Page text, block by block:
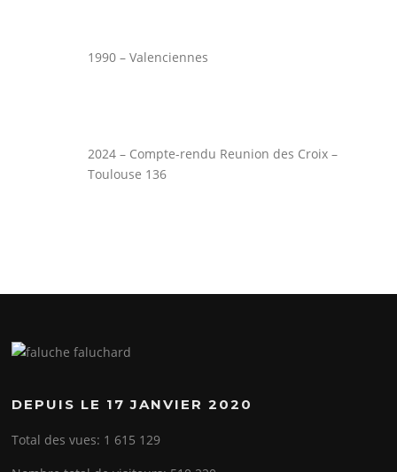
1990 – Valenciennes
2024 – Compte-rendu Reunion des Croix –
Toulouse 136
DEPUIS LE 17 JANVIER 2020
Total des vues: 1 615 129